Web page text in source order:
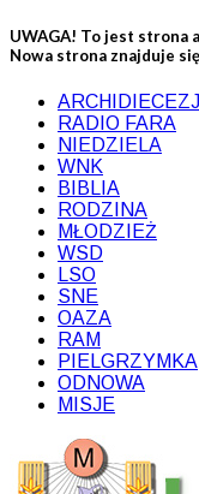
UWAGA! To jest strona
Nowa strona znajduje
RADIO FARA
NIEDZIELA
WNK
BIBLIA
RODZINA
MŁODZIEŻ
WSD
LSO
SNE
OAZA
RAM
PIELGRZYMKA
ODNOWA
MISJE